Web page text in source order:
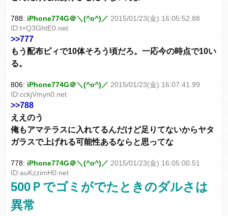
788: iPhone774G＠＼(^o^)／ 2015/01/23(金) 16:05:52.88
ID:t+Q3GhtE0.net
>>777
もう配布ピィで10体そろう頃だろ。一応今の時点で10い
る。
806: iPhone774G＠＼(^o^)／ 2015/01/23(金) 16:07:41.99
ID:cckjVmyn0.net
>>788
ええのう
俺もアマテラスに入れてるんだけど足りてないからヤタ
ガラスで上げれる可能性あるならと思ってな
778: iPhone774G＠＼(^o^)／ 2015/01/23(金) 16:05:00.51
ID:auKzzimH0.net
500Ｐでゴミがでたときのダルさは
異常